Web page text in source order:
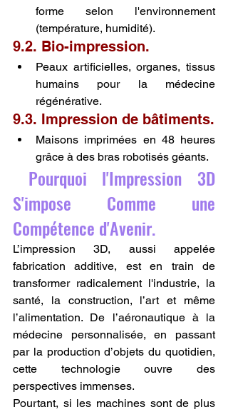
forme selon l'environnement
(température, humidité).
9.2. Bio-impression.
Peaux artificielles, organes, tissus
humains pour la médecine
régénérative.
9.3. Impression de bâtiments.
Maisons imprimées en 48 heures
grâce à des bras robotisés géants.
Pourquoi l'Impression 3D
S'impose Comme une
Compétence d'Avenir.
L’impression 3D, aussi appelée
fabrication additive, est en train de
transformer radicalement l'industrie, la
santé, la construction, l’art et même
l’alimentation. De l’aéronautique à la
médecine personnalisée, en passant
par la production d’objets du quotidien,
cette technologie ouvre des
perspectives immenses.
Pourtant, si les machines sont de plus